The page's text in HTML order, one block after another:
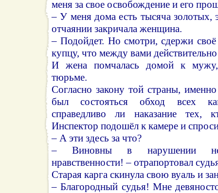
меня за свое освобождение и его
– У меня дома есть тысяча золотых,
отчаянии закричала женщина.
– Подойдет. Но смотри, сдержи
купцу, что между вами
И жена помчалась домой к мужу,
тюрьме.
Согласно закону той страны,
был состояться обход всех
справедливо ли наказание тех,
Инспектор подошёл к камере и
– А эти здесь за что?
– Виновны в нарушении
нравственности! – отрапортовал
Старая карга скинула свою вуаль и
– Благородный судья! Мне